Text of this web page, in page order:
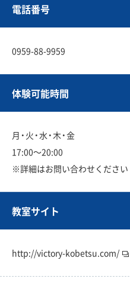
電話番号
0959-88-9959
体験可能時間
月・火・水・木・金
17:00〜20:00
※詳細はお問い合わせください
教室サイト
http://victory-kobetsu.com/